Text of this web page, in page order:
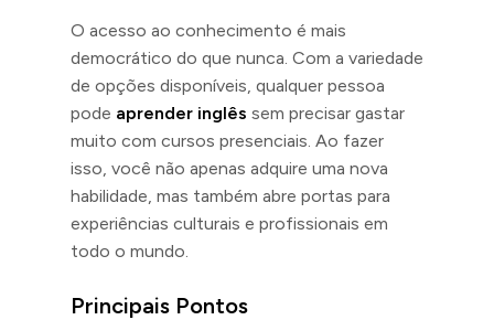
O acesso ao conhecimento é mais
democrático do que nunca. Com a variedade
de opções disponíveis, qualquer pessoa
pode aprender inglês sem precisar gastar
muito com cursos presenciais. Ao fazer
isso, você não apenas adquire uma nova
habilidade, mas também abre portas para
experiências culturais e profissionais em
todo o mundo.
Principais Pontos